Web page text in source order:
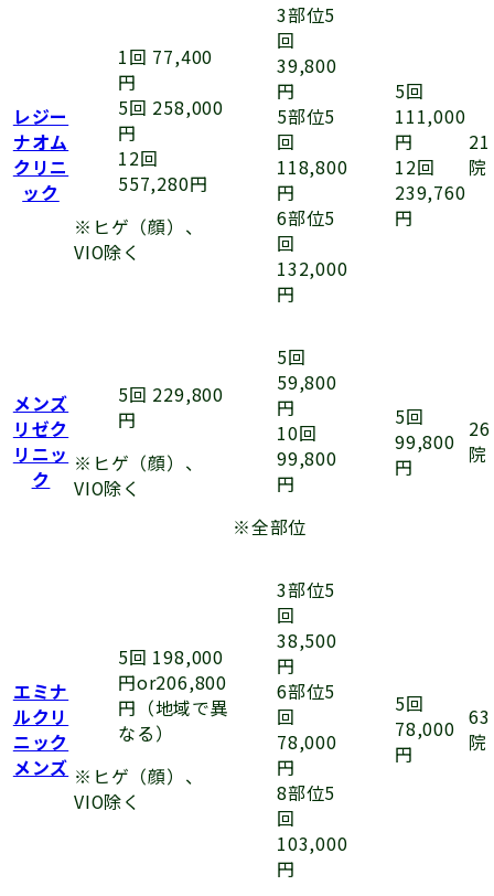
レジー
ナオム
クリニ
ック
1回 77,400
円
5回 258,000
円
12回
557,280円
※ヒゲ（顔）、
VIO除く
3部位5
回
39,800
円
5部位5
回
118,800
円
6部位5
回
132,000
円
5回
111,000
円
12回
239,760
円
21
院
メンズ
リゼク
リニッ
ク
5回 229,800
円
※ヒゲ（顔）、
VIO除く
5回
59,800
円
10回
99,800
円
※全部位
5回
99,800
円
26
院
エミナ
ルクリ
ニック
メンズ
5回 198,000
円or206,800
円（地域で異
なる）
※ヒゲ（顔）、
VIO除く
3部位5
回
38,500
円
6部位5
回
78,000
円
8部位5
回
103,000
円
5回
78,000
円
63
院